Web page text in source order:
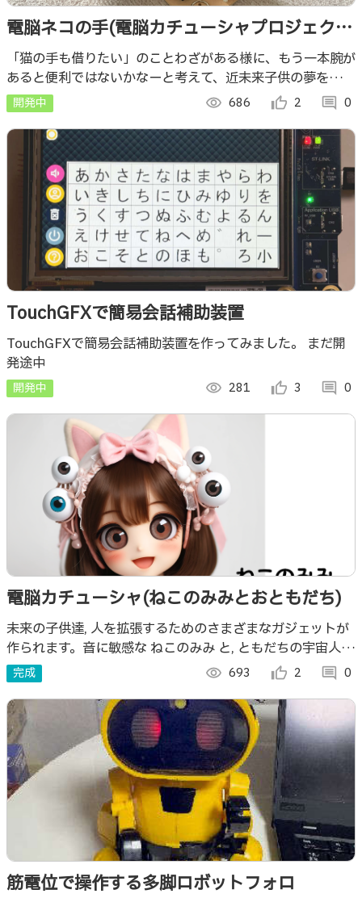
電脳ネコの手(電脳カチューシャプロジェクト
２)
「猫の手も借りたい」のことわざがある様に、もう一本腕が
あると便利ではないかなーと考えて、近未来子供の夢をかな
えるために、電脳ネコの手(腕)を作ってしまいました。 詳し
い内容は、下記のブログで
開発中 visibility 686 thumb_up_alt 2 comment 0
TouchGFXで簡易会話補助装置
TouchGFXで簡易会話補助装置を作ってみました。 まだ開
発途中
開発中 visibility 281 thumb_up_alt 3 comment 0
電脳カチューシャ(ねこのみみとおともだち)
未来の子供達, 人を拡張するためのさまざまなガジェットが
作られます。音に敏感な ねこのみみ と, ともだちの宇宙人の
目や猫の手を開発しました。
完成 visibility 693 thumb_up_alt 2 comment 0
筋電位で操作する多脚ロボットフォロ